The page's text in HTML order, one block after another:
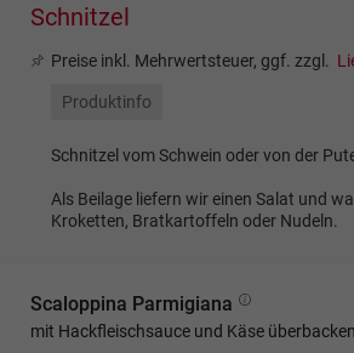
Schnitzel
Preise inkl. Mehrwertsteuer, ggf. zzgl.
Produktinfo
Schnitzel vom Schwein oder von der
Als Beilage liefern wir einen Salat und
Kroketten, Bratkartoffeln oder Nudeln.
Scaloppina Parmigiana
mit Hackfleischsauce und Käse überbacken